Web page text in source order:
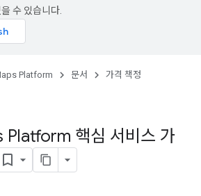
수 있습니다.
Platform 문서 가격 책정
핵심 서비스 가